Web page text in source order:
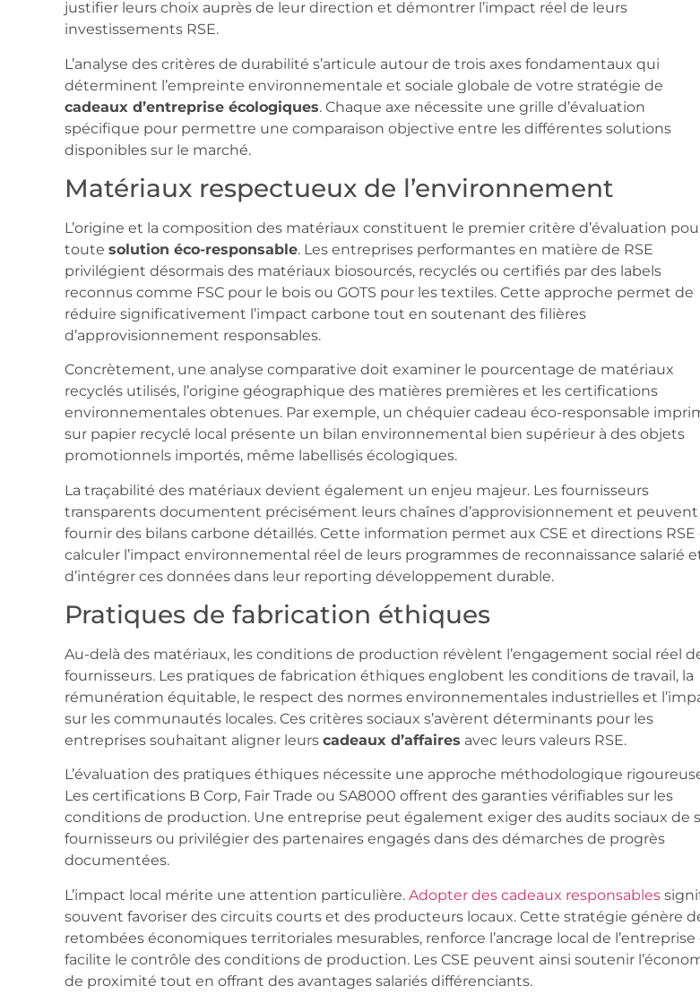
justifier leurs choix auprès de leur direction et démontrer l’impact réel de leurs
investissements RSE.
L’analyse des critères de durabilité s’articule autour de trois axes fondamentaux qui
déterminent l’empreinte environnementale et sociale globale de votre stratégie de
cadeaux d’entreprise écologiques. Chaque axe nécessite une grille d’évaluation
spécifique pour permettre une comparaison objective entre les différentes solutions
disponibles sur le marché.
Matériaux respectueux de l’environnement
L’origine et la composition des matériaux constituent le premier critère d’évaluation
toute solution éco-responsable. Les entreprises performantes en matière de RSE
privilégient désormais des matériaux biosourcés, recyclés ou certifiés par des labels
reconnus comme FSC pour le bois ou GOTS pour les textiles. Cette approche permet de
réduire significativement l’impact carbone tout en soutenant des filières
d’approvisionnement responsables.
Concrètement, une analyse comparative doit examiner le pourcentage de matériaux
recyclés utilisés, l’origine géographique des matières premières et les certifications
environnementales obtenues. Par exemple, un chéquier cadeau éco-responsable
sur papier recyclé local présente un bilan environnemental bien supérieur à des objets
promotionnels importés, même labellisés écologiques.
La traçabilité des matériaux devient également un enjeu majeur. Les fournisseurs
transparents documentent précisément leurs chaînes d’approvisionnement et peuvent
fournir des bilans carbone détaillés. Cette information permet aux CSE et directions RSE
calculer l’impact environnemental réel de leurs programmes de reconnaissance salarié
d’intégrer ces données dans leur reporting développement durable.
Pratiques de fabrication éthiques
Au-delà des matériaux, les conditions de production révèlent l’engagement social réel
fournisseurs. Les pratiques de fabrication éthiques englobent les conditions de travail, la
rémunération équitable, le respect des normes environnementales industrielles et
sur les communautés locales. Ces critères sociaux s’avèrent déterminants pour les
entreprises souhaitant aligner leurs cadeaux d’affaires avec leurs valeurs RSE.
L’évaluation des pratiques éthiques nécessite une approche méthodologique
Les certifications B Corp, Fair Trade ou SA8000 offrent des garanties vérifiables sur les
conditions de production. Une entreprise peut également exiger des audits sociaux de
fournisseurs ou privilégier des partenaires engagés dans des démarches de progrès
documentées.
L’impact local mérite une attention particulière. Adopter des cadeaux responsables
souvent favoriser des circuits courts et des producteurs locaux. Cette stratégie génère
retombées économiques territoriales mesurables, renforce l’ancrage local de l’entreprise
facilite le contrôle des conditions de production. Les CSE peuvent ainsi soutenir
de proximité tout en offrant des avantages salariés différenciants.